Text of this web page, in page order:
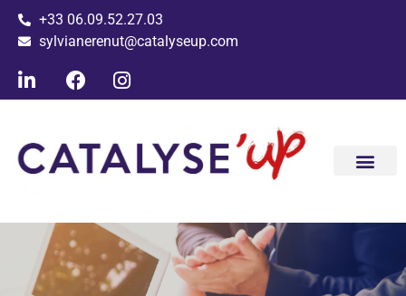
+33 06.09.52.27.03
sylvianerenut@catalyseup.com